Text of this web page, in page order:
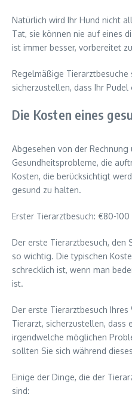
Natürlich wird Ihr Hund nicht
Tat, sie können nie auf eines
ist immer besser, vorbereitet
Regelmäßige Tierarztbesuche
sicherzustellen, dass Ihr Pudel
Die Kosten eines
Abgesehen von der
Gesundheitsprobleme, die
Kosten, die berücksichtigt
gesund zu halten.
Erster Tierarztbesuch: €80-100
Der erste Tierarztbesuch, den
so wichtig. Die typischen
schrecklich ist, wenn man
ist.
Der erste Tierarztbesuch
Tierarzt, sicherzustellen, dass
irgendwelche möglichen
sollten Sie sich während
Einige der Dinge, die der
sind: